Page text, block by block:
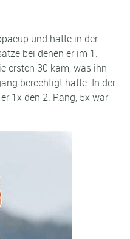
und hatte in der
bei denen er im 1.
ersten 30 kam, was ihn
berechtigt hätte. In der
1x den 2. Rang, 5x war